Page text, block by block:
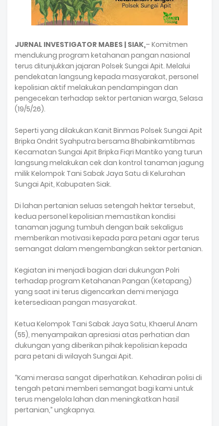
JURNAL INVESTIGATOR MABES | SIAK,– Komitmen
mendukung program ketahanan pangan nasional
terus ditunjukkan jajaran Polsek Sungai Apit. Melalui
pendekatan langsung kepada masyarakat, personel
kepolisian aktif melakukan pendampingan dan
pengecekan terhadap sektor pertanian warga, Selasa
(19/5/26).
‎Seperti yang dilakukan Kanit Binmas Polsek Sungai Apit
Bripka Ondrit Syahputra bersama Bhabinkamtibmas
Kecamatan Sungai Apit Bripka Fiqri Mantiko yang turun
langsung melakukan cek dan kontrol tanaman jagung
milik Kelompok Tani Sabak Jaya Satu di Kelurahan
Sungai Apit, Kabupaten Siak.
‎Di lahan pertanian seluas setengah hektar tersebut,
kedua personel kepolisian memastikan kondisi
tanaman jagung tumbuh dengan baik sekaligus
memberikan motivasi kepada para petani agar terus
semangat dalam mengembangkan sektor pertanian.
‎Kegiatan ini menjadi bagian dari dukungan Polri
terhadap program Ketahanan Pangan (Ketapang)
yang saat ini terus digencarkan demi menjaga
ketersediaan pangan masyarakat.
‎Ketua Kelompok Tani Sabak Jaya Satu, Khaerul Anam
(55), menyampaikan apresiasi atas perhatian dan
dukungan yang diberikan pihak kepolisian kepada
para petani di wilayah Sungai Apit.
‎“Kami merasa sangat diperhatikan. Kehadiran polisi di
tengah petani memberi semangat bagi kami untuk
terus mengelola lahan dan meningkatkan hasil
pertanian,” ungkapnya.